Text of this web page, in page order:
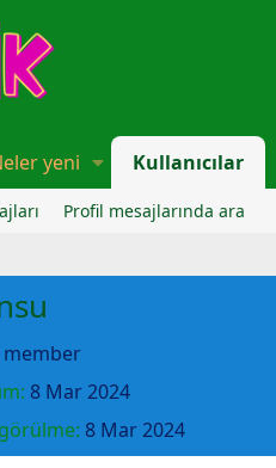
yeni Kullanıcılar
Profil mesajlarında ara
member
8 Mar 2024
8 Mar 2024